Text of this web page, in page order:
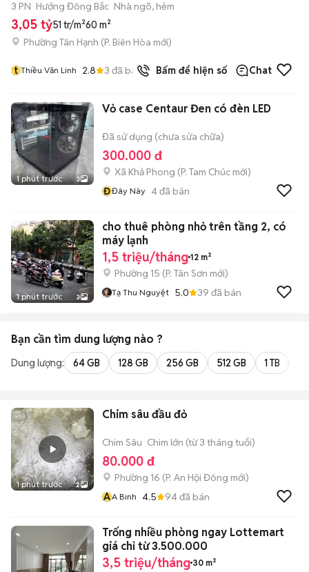
3 PN Hướng Đông Bắc Nhà ngõ, hẻm
3,05 tỷ51 tr/m²60 m²
Phường Tân Hạnh (P. Biên Hòa mới)
t Thiều Văn Linh 2.8 3 đã bán Bấm để hiện số Chat
1 phút trước 3
Vỏ case Centaur Đen có đèn LED
Đã sử dụng (chưa sửa chữa)
300.000 đ
Xã Khả Phong (P. Tam Chúc mới)
ĐĐây Này 4đã bán
1 phút trước 3
cho thuê phòng nhỏ trên tầng 2, có
máy lạnh
1,5 triệu/tháng 12 m²
Phường 15 (P. Tân Sơn mới)
Tạ Thu Nguyệt 5.0 39 đã bán
Bạn cần tìm dung lượng nào ?
Dung lượng: 64 GB 128 GB 256 GB 512 GB 1 TB
1 phút trước 2
Chim sâu đầu đỏ
Chim Sâu Chim lớn (từ 3 tháng tuổi)
80.000 đ
Phường 16 (P. An Hội Đông mới)
AA Binh 4.5 94đã bán
Trống nhiều phòng ngay Lottemart
giá chỉ từ 3.500.000
3,5 triệu/tháng 30 m²